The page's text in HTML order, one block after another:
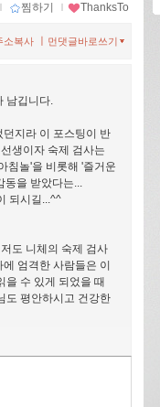
ｌ 찜하기 ｌ ThanksTo
먼댓글바로쓰기
소복사
남깁니다.
지라 이 포스팅이 반
생이자 숙제 검사는
침놀'을 비롯해 '즐거운
동을 받았다는...
되시길...^^
도 니체의 숙제 검사
엄격한 사람들은 이
을 수 있게 되었을 때
도 평안하시고 건강한